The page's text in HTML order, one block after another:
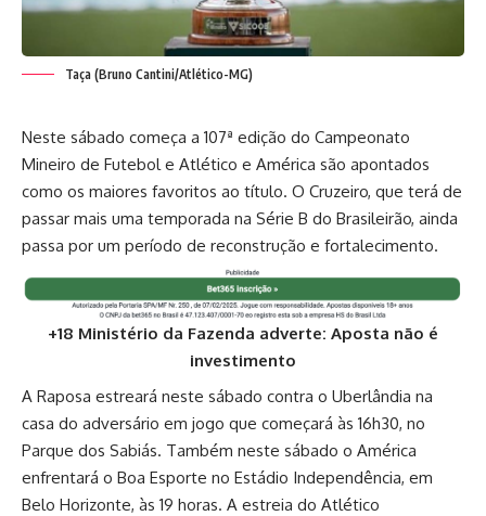
Taça (Bruno Cantini/Atlético-MG)
Neste sábado começa a 107ª edição do Campeonato
Mineiro de Futebol e Atlético e América são apontados
como os maiores favoritos ao título. O Cruzeiro, que terá de
passar mais uma temporada na Série B do Brasileirão, ainda
passa por um período de reconstrução e fortalecimento.
+18 Ministério da Fazenda adverte: Aposta não é
investimento
A Raposa estreará neste sábado contra o Uberlândia na
casa do adversário em jogo que começará às 16h30, no
Parque dos Sabiás. Também neste sábado o América
enfrentará o Boa Esporte no Estádio Independência, em
Belo Horizonte, às 19 horas. A estreia do Atlético